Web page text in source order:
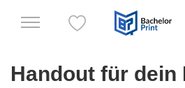
Handout für dein